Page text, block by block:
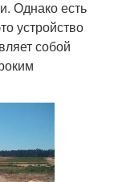
Однако есть
устройство
собой